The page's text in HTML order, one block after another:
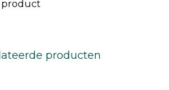
product
producten